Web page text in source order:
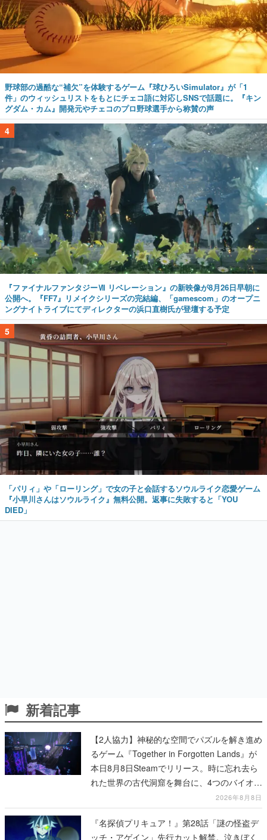
野球部の過酷な“補欠”を体験するゲーム『球ひろいSimulator』が「1
件」のウィッシュリストをもとにチェコ語に対応しSNSで話題に。『キン
グダム・カム』開発元やチェコのプロ野球選手から称賛の声
4
『ファイナルファンタジーⅦ リベレーション』の新映像が8月26日早朝に
公開へ。『FF7』リメイクシリーズの完結編、「gamescom」のオープニ
ングナイトライブにてディレクターの浜口直樹氏が登壇する予定
5
「パリィ」や「ローリング」で女の子と会話するソウルライク恋愛ゲーム
『小早川さんはソウルライク』無料公開。返事に失敗すると「YOU
DIED」
新着記事
【2人協力】神秘的な空間でパズルを解き進め
るゲーム『Together in Forgotten Lands』が
本日8月8日Steamでリリース。時に忘れ去ら
れた世界の古代洞窟を舞台に、4つのバイオー
2026年8月8日
『名探偵プリキュア！』第28話「謎の怪盗デ
ッチ・アゲイン」先行カット解禁。泣きぼく